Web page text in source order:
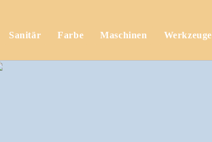
Sanitär Farbe Maschinen Werkzeuge